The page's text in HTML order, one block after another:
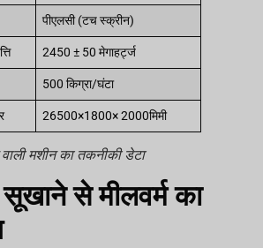
पीएलसी (टच स्क्रीन)
2450 ± 50 मेगाहर्ट्ज
500 किग्रा/घंटा
26500×1800× 2000मिमी
मशीन का तकनीकी डेटा
से मीलवर्म का